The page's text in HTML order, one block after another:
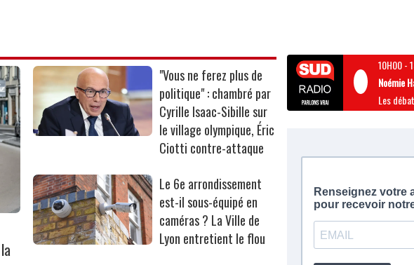
"Vous ne ferez plus de
politique" : chambré par
Cyrille Isaac-Sibille sur
le village olympique, Éric
Ciotti contre-attaque
Le 6e arrondissement
est-il sous-équipé en
caméras ? La Ville de
Lyon entretient le flou
10H00-
Noémie
Les